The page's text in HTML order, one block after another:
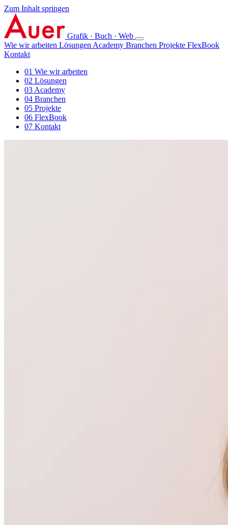
Zum Inhalt springen
Grafik · Buch · Web
Wie wir arbeiten Lösungen Academy Branchen Projekte FlexBook
Kontakt
01 Wie wir arbeiten
02 Lösungen
03 Academy
04 Branchen
05 Projekte
06 FlexBook
07 Kontakt